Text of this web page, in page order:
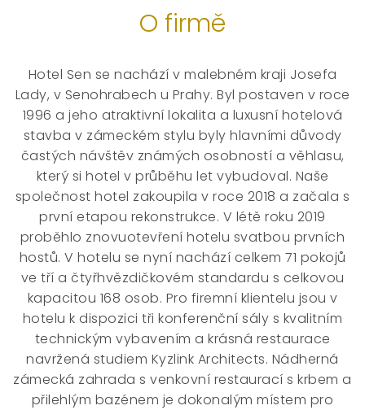
O firmě
Hotel Sen se nachází v malebném kraji Josefa
Lady, v Senohrabech u Prahy. Byl postaven v roce
1996 a jeho atraktivní lokalita a luxusní hotelová
stavba v zámeckém stylu byly hlavními důvody
častých návštěv známých osobností a věhlasu,
který si hotel v průběhu let vybudoval. Naše
společnost hotel zakoupila v roce 2018 a začala s
první etapou rekonstrukce. V létě roku 2019
proběhlo znovuotevření hotelu svatbou prvních
hostů. V hotelu se nyní nachází celkem 71 pokojů
ve tří a čtyřhvězdičkovém standardu s celkovou
kapacitou 168 osob. Pro firemní klientelu jsou v
hotelu k dispozici tři konferenční sály s kvalitním
technickým vybavením a krásná restaurace
navržená studiem Kyzlink Architects. Nádherná
zámecká zahrada s venkovní restaurací s krbem a
přilehlým bazénem je dokonalým místem pro